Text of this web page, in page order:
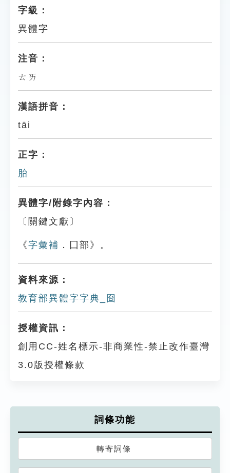
字級：
異體字
注音：
ㄊㄞ
漢語拼音：
tāi
正字：
胎
異體字/附錄字內容：
〔關鍵文獻〕
《字彙補 ．囗部》。
資料來源：
教育部異體字字典_囼
授權資訊：
創用CC-姓名標示-非商業性-禁止改作臺灣
3.0版授權條款
詞條功能
轉寄詞條